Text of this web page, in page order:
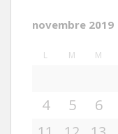
novembre 2019
L M M
4
5 6